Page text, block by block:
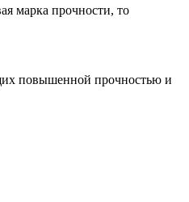
марка прочности, то
повышенной прочностью и